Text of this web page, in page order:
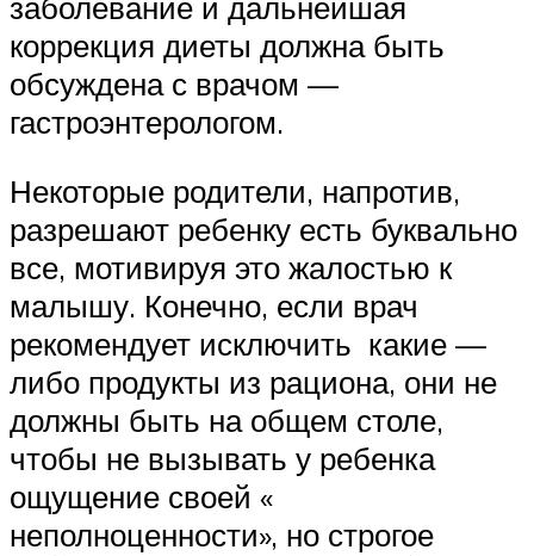
коррекция диеты должна быть
обсуждена с врачом —
гастроэнтерологом.
Некоторые родители, напротив,
разрешают ребенку есть буквально
все, мотивируя это жалостью к
малышу. Конечно, если врач
рекомендует исключить какие —
либо продукты из рациона, они не
должны быть на общем столе,
чтобы не вызывать у ребенка
ощущение своей «
неполноценности», но строгое